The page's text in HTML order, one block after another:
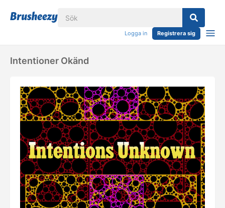
Logga in Registrera sig
Intentioner Okänd